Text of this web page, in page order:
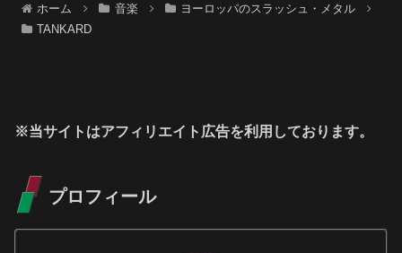
ホーム 音楽
ヨーロッパのスラッシュ・メタル
TANKARD
※当サイトはアフィリエイト広告を利用しております。
プロフィール